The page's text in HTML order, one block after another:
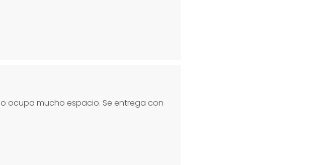
ocupa mucho espacio. Se entrega con